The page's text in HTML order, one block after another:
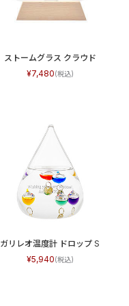
ストームグラス クラウド
7,480
ガリレオ温度計 ドロップ S
5,940